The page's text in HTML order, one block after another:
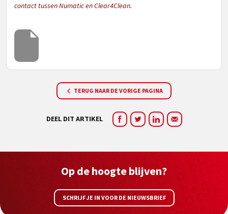
contact tussen Numatic en Clear4Clean.
TERUG NAAR DE VORIGE PAGINA
DEEL DIT ARTIKEL
Op de hoogte blijven?
SCHRIJF JE IN VOOR DE NIEUWSBRIEF